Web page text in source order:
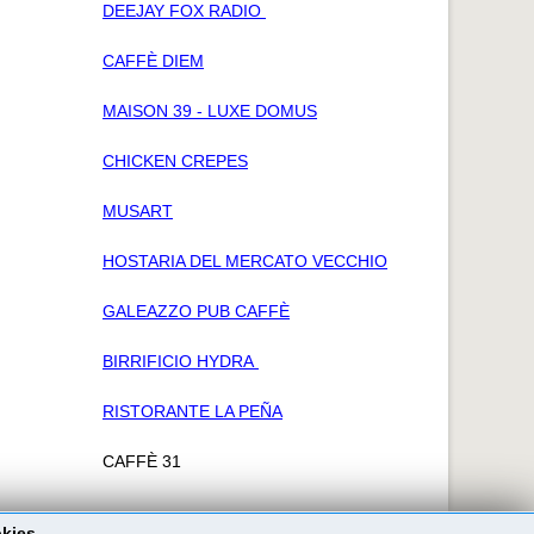
DEEJAY FOX RADIO
CAFFÈ DIEM
MAISON 39 - LUXE DOMUS
CHICKEN CREPES
MUSART
HOSTARIA DEL MERCATO VECCHIO
GALEAZZO PUB CAFFÈ
BIRRIFICIO HYDRA
RISTORANTE LA PEÑA
CAFFÈ 31